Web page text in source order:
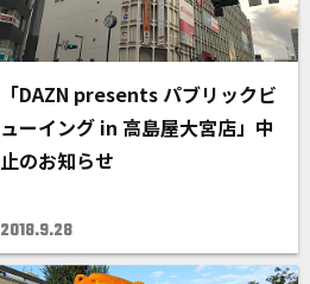
「DAZN presents パブリックビ
ューイング in 高島屋大宮店」中
止のお知らせ
2018.9.28